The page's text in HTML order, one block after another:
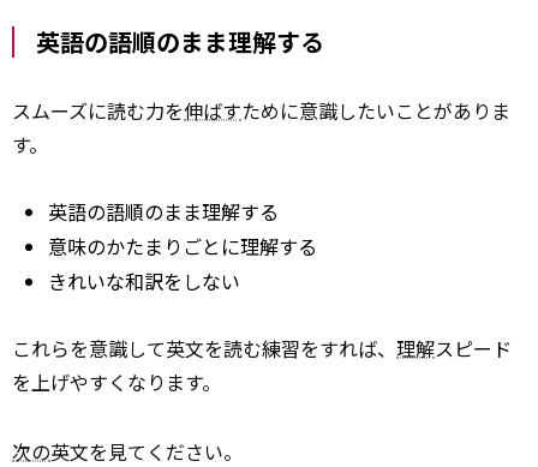
英語の語順のまま理解する
スムーズに読む力を伸ばすために意識したいことがありま
す。
英語の語順のまま理解する
意味のかたまりごとに理解する
きれいな和訳をしない
これらを意識して英文を読む練習をすれば、 理解スピード
を上げやすくなります。
次の英文を見てください。